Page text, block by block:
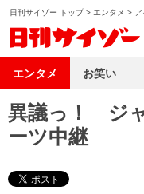
日刊サイゾー トップ> エンタメ >
異議っ！ ジ
ーツ中継
エンタメ お笑い